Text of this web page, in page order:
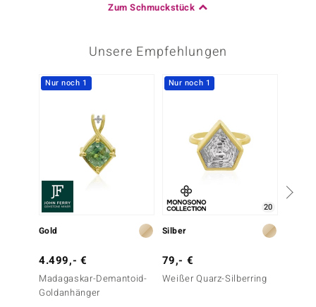
Zum Schmuckstück
Unsere Empfehlungen
Nur noch 1
Gold
4.499,- €
Madagaskar-Demantoid-
Goldanhänger
Nur noch 1
20
Silber
79,- €
Weißer Quarz-Silberring